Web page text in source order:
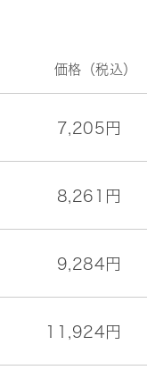
価格（税込）
7,205円
8,261円
9,284円
11,924円